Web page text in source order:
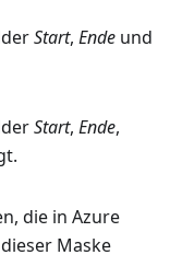
Start, Ende und
Start, Ende,
die in Azure
Maske